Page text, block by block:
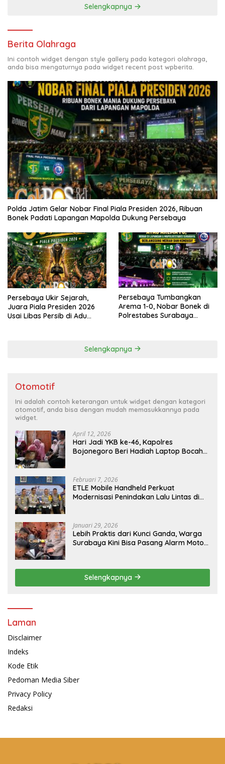
Selengkapnya
Berita Olahraga
Ini contoh widget dengan style gallery pada kategori olahraga,
anda bisa mengaturnya pada widget recent post wpberita.
Polda Jatim Gelar Nobar Final Piala Presiden 2026, Ribuan
Bonek Padati Lapangan Mapolda Dukung Persebaya
Persebaya Ukir Sejarah,
Juara Piala Presiden 2026
Usai Libas Persib di Adu
Persebaya Tumbangkan
Arema 1-0, Nobar Bonek di
Polrestabes Surabaya
Selengkapnya
Otomotif
Ini adalah contoh keterangan untuk widget dengan kategori
otomotif, anda bisa dengan mudah memasukkannya pada
widget.
April 12, 2026
Hari Jadi YKB ke-46, Kapolres
Bojonegoro Beri Hadiah Laptop Bocah
Februari 7, 2026
ETLE Mobile Handheld Perkuat
Modernisasi Penindakan Lalu Lintas di
Januari 29, 2026
Lebih Praktis dari Kunci Ganda, Warga
Surabaya Kini Bisa Pasang Alarm Motor
Selengkapnya
Laman
Disclaimer
Indeks
Kode Etik
Pedoman Media Siber
Privacy Policy
Redaksi